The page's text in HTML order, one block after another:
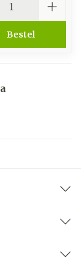
Bestel
pagina